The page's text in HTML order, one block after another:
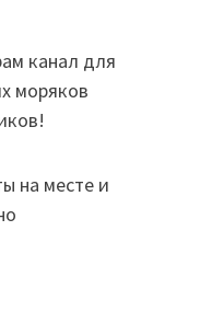
канал для
моряков
на месте и